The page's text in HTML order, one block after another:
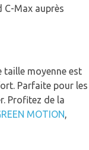
C-Max auprès
taille moyenne est
Parfaite pour les
Profitez de la
MOTION,